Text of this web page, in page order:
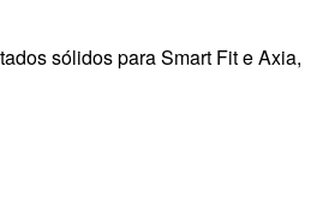
sólidos para Smart Fit e Axia,